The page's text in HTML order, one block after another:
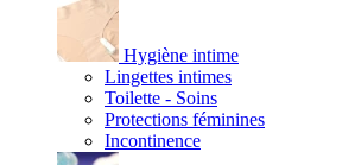
Hygiène intime
Lingettes intimes
Toilette - Soins
Protections féminines
Incontinence